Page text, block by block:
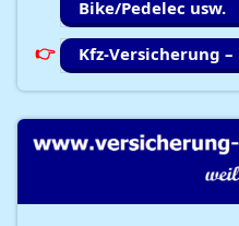
Bike/Pedelec usw.
Kfz-Versicherung –